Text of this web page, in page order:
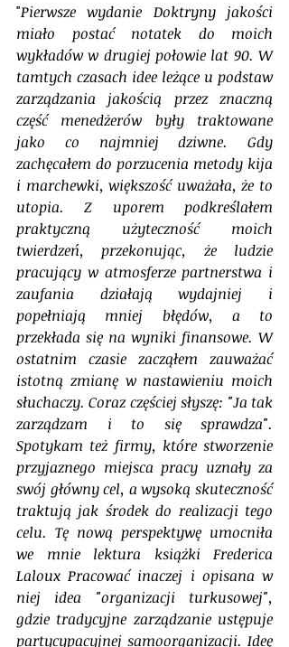
"Pierwsze wydanie Doktryny jakości
miało postać notatek do moich
wykładów w drugiej połowie lat 90. W
tamtych czasach idee leżące u podstaw
zarządzania jakością przez znaczną
część menedżerów były traktowane
jako co najmniej dziwne. Gdy
zachęcałem do porzucenia metody kija
i marchewki, większość uważała, że to
utopia. Z uporem podkreślałem
praktyczną użyteczność moich
twierdzeń, przekonując, że ludzie
pracujący w atmosferze partnerstwa i
zaufania działają wydajniej i
popełniają mniej błędów, a to
przekłada się na wyniki finansowe. W
ostatnim czasie zacząłem zauważać
istotną zmianę w nastawieniu moich
słuchaczy. Coraz częściej słyszę: "Ja tak
zarządzam i to się sprawdza".
Spotykam też firmy, które stworzenie
przyjaznego miejsca pracy uznały za
swój główny cel, a wysoką skuteczność
traktują jak środek do realizacji tego
celu. Tę nową perspektywę umocniła
we mnie lektura książki Frederica
Laloux Pracować inaczej i opisana w
niej idea "organizacji turkusowej",
gdzie tradycyjne zarządzanie ustępuje
partycypacyjnej samoorganizacji. Ideę